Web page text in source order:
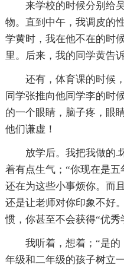
来学校的时候分别给吴
物。直到中午，我调皮的
学黄时，我在他不在的时
里。后来，我的同学黄告
还有，体育课的时候，
同学张推向他同学李的时
的一个眼睛，脑子疼，眼
他们谦虚！
放学后。我把我做的.
着有点生气；“你现在是
还在为这些小事烦你。而
还是让老师对你印象不好
惯，你甚至不会获得“优
我听着，想着；“是的
年级和二年级的孩子树立